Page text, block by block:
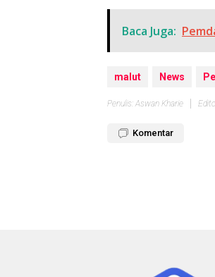
Baca Juga:
malut News
Penulis: Aswan Kharie
Komentar